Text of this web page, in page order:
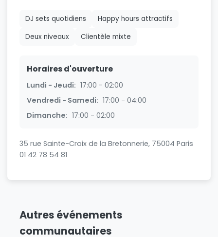
DJ sets quotidiens
Happy hours attractifs
Deux niveaux
Clientèle mixte
Horaires d'ouverture
Lundi - Jeudi: 17:00 - 02:00
Vendredi - Samedi: 17:00 - 04:00
Dimanche: 17:00 - 02:00
35 rue Sainte-Croix de la Bretonnerie, 75004 Paris
01 42 78 54 81
Autres événements
communautaires